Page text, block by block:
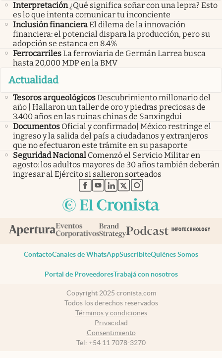
Interpretación¿Qué significa soñar con una lepra? Esto
es lo que intenta comunicar tu inconciente
Inclusión financieraEl dilema de la innovación
financiera: el potencial dispara la producción, pero su
adopción se estanca en 8.4%
FerrocarrilesLa ferroviaria de Germán Larrea busca
hasta 20,000 MDP en la BMV
Actualidad
Tesoros arqueológicosDescubrimiento millonario del
año | Hallaron un taller de oro y piedras preciosas de
3.400 años en las ruinas chinas de Sanxingdui
Documentos Oficial y confirmado| México restringe el
ingreso y la salida del país a ciudadanos y extranjeros
que no efectuaron este trámite en su pasaporte
Seguridad Nacional Comenzó el Servicio Militar en
agosto: los adultos mayores de 30 años también deberán
ingresar al Ejército si salieron sorteados
abre en nueva pestaña
abre en nueva pestaña
abre en nueva pestaña
abre en nueva pestaña
abre en nueva pestaña
ContactoCanales de WhatsAppSuscribiteQuiénes Somos
Portal de ProveedoresTrabajá con nosotros
Copyright 2025 cronista.com
Todos los derechos reservados
Términos y condiciones
Privacidad
Consentimiento
Tel: +54 11 7078-3270